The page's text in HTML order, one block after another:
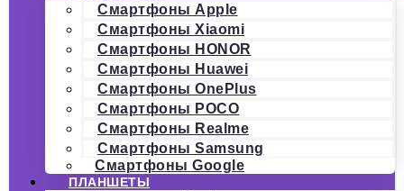
Смартфоны Apple
Смартфоны Xiaomi
Смартфоны HONOR
Смартфоны Huawei
Смартфоны OnePlus
Смартфоны POCO
Смартфоны Realme
Смартфоны Samsung
Смартфоны Google
ПЛАНШЕТЫ